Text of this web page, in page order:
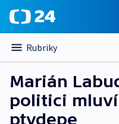
Rubriky
Marián
politici
ptydepe